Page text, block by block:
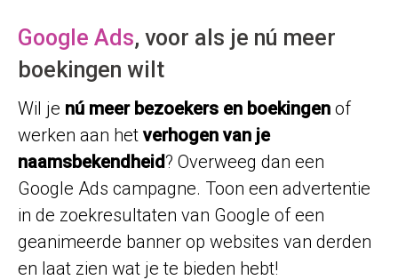
Google Ads, voor als je nú meer
boekingen wilt
Wil je nú meer bezoekers en boekingen of
werken aan hetverhogen van je
naamsbekendheid? Overweeg dan een
Google Ads campagne. Toon een advertentie
in de zoekresultaten van Google of een
geanimeerde banner op websites van derden
en laat zien wat je te bieden hebt!